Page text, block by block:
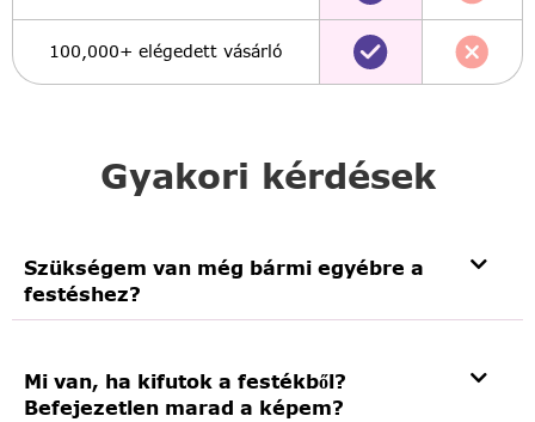
Gyakori kérdések
Szükségem van még bármi egyébre a
festéshez?
Mi van, ha kifutok a festékből?
Befejezetlen marad a képem?
100,000+ elégedett vásárló